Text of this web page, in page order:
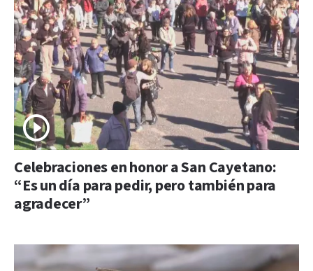
Celebraciones en honor a San Cayetano:
“Es un día para pedir, pero también para
agradecer”